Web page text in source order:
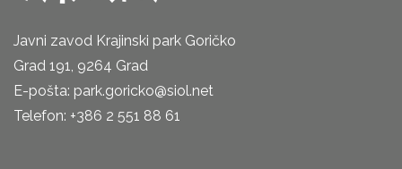
Javni zavod Krajinski park Goričko
Grad 191, 9264 Grad
E-pošta: park.goricko@siol.net
Telefon: +386 2 551 88 61